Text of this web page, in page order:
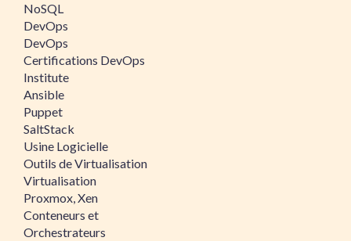
NoSQL
DevOps
DevOps
Certifications DevOps
Institute
Ansible
Puppet
SaltStack
Usine Logicielle
Outils de Virtualisation
Virtualisation
Proxmox, Xen
Conteneurs et
Orchestrateurs